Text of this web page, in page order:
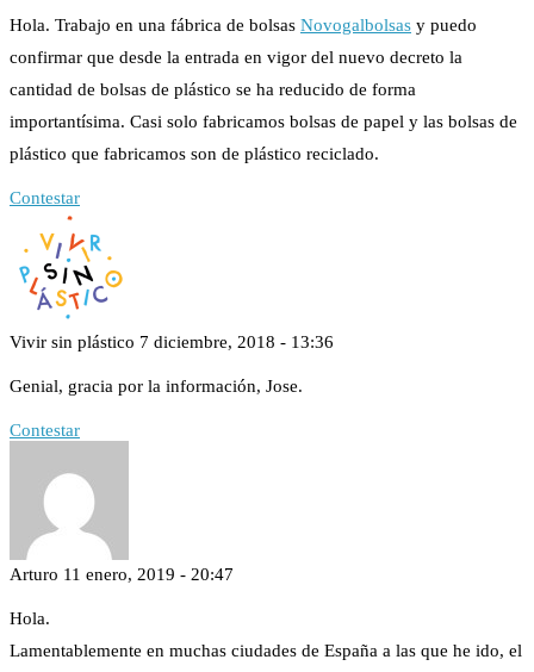
Hola. Trabajo en una fábrica de bolsas Novogalbolsas y puedo
confirmar que desde la entrada en vigor del nuevo decreto la
cantidad de bolsas de plástico se ha reducido de forma
importantísima. Casi solo fabricamos bolsas de papel y las bolsas de
plástico que fabricamos son de plástico reciclado.
Contestar
Vivir sin plástico 7 diciembre, 2018 - 13:36
Genial, gracia por la información, Jose.
Contestar
Arturo 11 enero, 2019 - 20:47
Hola.
Lamentablemente en muchas ciudades de España a las que he ido, el